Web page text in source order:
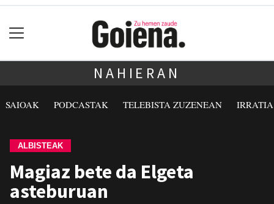
NAHIERAN
SAIOAK PODCASTAK TELEBISTA ZUZENEAN
ALBISTEAK
Magiaz bete da Elgeta
asteburuan